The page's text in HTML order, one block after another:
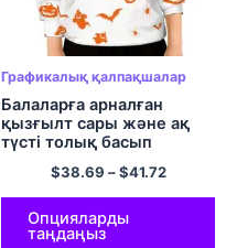
Графикалық қалпақшалар
Балаларға арналған
қызғылт сары және ақ
түсті толық басып
шығарылған жарқанат
пен асқабақ капюшоны
Хэллоуинге арналған
юбка Полиэстер
капюшонды свит
$38.69 –$41.72
Опцияларды
таңдаңыз